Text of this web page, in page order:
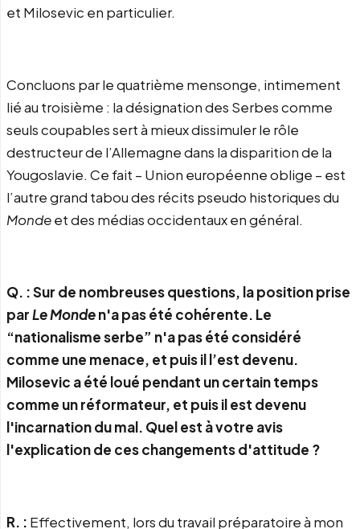
et Milosevic en particulier.
Concluons par le quatrième mensonge, intimement
lié au troisième : la désignation des Serbes comme
seuls coupables sert à mieux dissimuler le rôle
destructeur de l’Allemagne dans la disparition de la
Yougoslavie. Ce fait – Union européenne oblige – est
l’autre grand tabou des récits pseudo historiques du
Mondeet des médias occidentaux en général.
Q. : Sur de nombreuses questions, la position prise
parLe Monden'a pas été cohérente. Le
“nationalisme serbe” n'a pas été considéré
comme une menace, et puis il l’est devenu.
Milosevic a été loué pendant un certain temps
comme un réformateur, et puis il est devenu
l'incarnation du mal. Quel est à votre avis
l'explication de ces changements d'attitude ?
R. : Effectivement, lors du travail préparatoire à mon